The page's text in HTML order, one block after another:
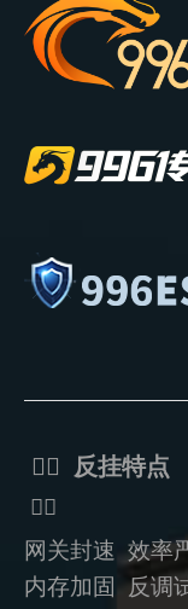
ᅟᅠ 反挂特点
ᅟᅠ
网关封速 效率
内存加固 反调